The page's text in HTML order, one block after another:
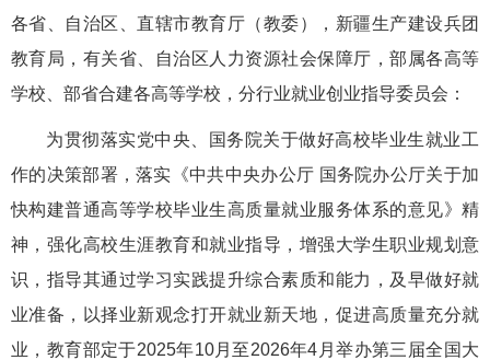
各省、自治区、直辖市教育厅（教委），新疆生产建设兵团
教育局，有关省、自治区人力资源社会保障厅，部属各高等
学校、部省合建各高等学校，分行业就业创业指导委员会：
为贯彻落实党中央、国务院关于做好高校毕业生就业工
作的决策部署，落实《中共中央办公厅 国务院办公厅关于加
快构建普通高等学校毕业生高质量就业服务体系的意见》精
神，强化高校生涯教育和就业指导，增强大学生职业规划意
识，指导其通过学习实践提升综合素质和能力，及早做好就
业准备，以择业新观念打开就业新天地，促进高质量充分就
业，教育部定于2025年10月至2026年4月举办第三届全国大